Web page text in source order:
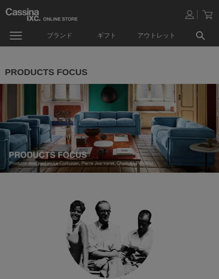
ブランド ギフト アウトレット
PRODUCTS FOCUS